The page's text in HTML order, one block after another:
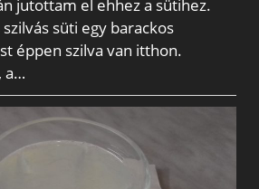
jutottam el ehhez a sütihez.
süti egy barackos
éppen szilva van itthon.
a…